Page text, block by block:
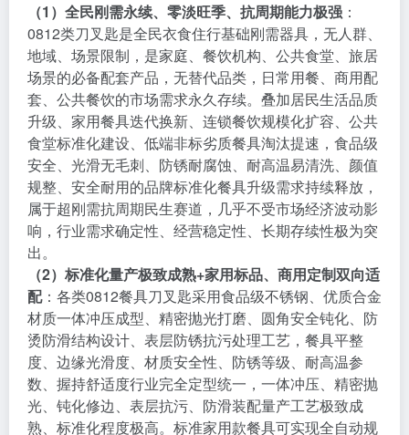
（1）全民刚需永续、零淡旺季、抗周期能力极强 ：
0812类刀叉匙是全民衣食住行基础刚需器具，无人群、
地域、场景限制，是家庭、餐饮机构、公共食堂、旅居
场景的必备配套产品，无替代品类，日常用餐、商用配
套、公共餐饮的市场需求永久存续。叠加居民生活品质
升级、家用餐具迭代换新、连锁餐饮规模化扩容、公共
食堂标准化建设、低端非标劣质餐具淘汰提速，食品级
安全、光滑无毛刺、防锈耐腐蚀、耐高温易清洗、颜值
规整、安全耐用的品牌标准化餐具升级需求持续释放，
属于超刚需抗周期民生赛道，几乎不受市场经济波动影
响，行业需求确定性、经营稳定性、长期存续性极为突
出。
（2）标准化量产极致成熟+家用标品、商用定制双向适
配：各类0812餐具刀叉匙采用食品级不锈钢、优质合金
材质一体冲压成型、精密抛光打磨、圆角安全钝化、防
烫防滑结构设计、表层防锈抗污处理工艺，餐具平整
度、边缘光滑度、材质安全性、防锈等级、耐高温参
数、握持舒适度行业完全定型统一，一体冲压、精密抛
光、钝化修边、表层抗污、防滑装配量产工艺极致成
熟、标准化程度极高。标准家用款餐具可实现全自动规